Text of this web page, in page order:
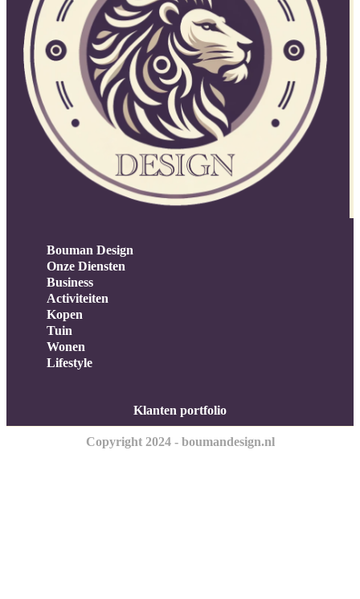
Bouman Design
Onze Diensten
Business
Activiteiten
Kopen
Tuin
Wonen
Lifestyle
Klanten portfolio
Copyright 2024 - boumandesign.nl